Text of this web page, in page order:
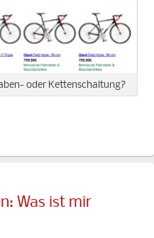
oder Kettenschaltung?
Was ist mir